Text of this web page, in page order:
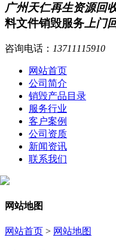
广州天仁再生资源回
料文件销毁服务 上门
咨询电话： 13711115910
网站首页
公司简介
销毁产品目录
服务行业
客户案例
公司资质
新闻资讯
联系我们
网站地图
网站首页 > 网站地图